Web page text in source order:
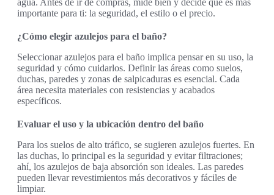
agua. Antes de ir de compras, mide bien y decide qué es más
importante para ti: la seguridad, el estilo o el precio.
¿Cómo elegir azulejos para el baño?
Seleccionar azulejos para el baño implica pensar en su uso, la
seguridad y cómo cuidarlos. Definir las áreas como suelos,
duchas, paredes y zonas de salpicaduras es esencial. Cada
área necesita materiales con resistencias y acabados
específicos.
Evaluar el uso y la ubicación dentro del baño
Para los suelos de alto tráfico, se sugieren azulejos fuertes. En
las duchas, lo principal es la seguridad y evitar filtraciones;
ahí, los azulejos de baja absorción son ideales. Las paredes
pueden llevar revestimientos más decorativos y fáciles de
limpiar.